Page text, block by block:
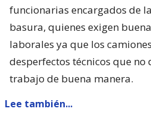
funcionarias encargados de
basura, quienes exigen
laborales ya que los
desperfectos técnicos que
trabajo de buena manera.
Lee también...